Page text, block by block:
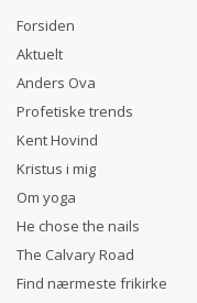
Forsiden
Aktuelt
Anders Ova
Profetiske trends
Kent Hovind
Kristus i mig
Om yoga
He chose the nails
The Calvary Road
Find nærmeste frikirke